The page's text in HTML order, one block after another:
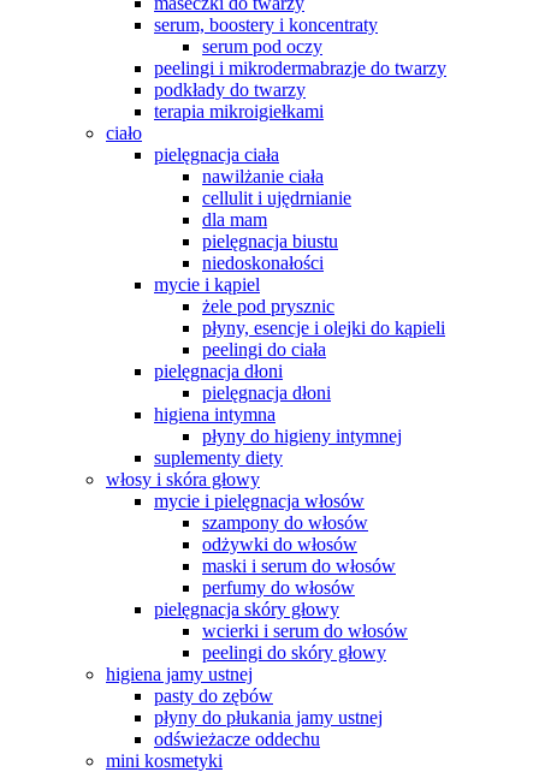
serum, boostery i koncentraty
serum pod oczy
peelingi i mikrodermabrazje do twarzy
podkłady do twarzy
terapia mikroigiełkami
ciało
pielęgnacja ciała
nawilżanie ciała
cellulit i ujędrnianie
dla mam
pielęgnacja biustu
niedoskonałości
mycie i kąpiel
żele pod prysznic
płyny, esencje i olejki do kąpieli
peelingi do ciała
pielęgnacja dłoni
pielęgnacja dłoni
higiena intymna
płyny do higieny intymnej
suplementy diety
włosy i skóra głowy
mycie i pielęgnacja włosów
szampony do włosów
odżywki do włosów
maski i serum do włosów
perfumy do włosów
pielęgnacja skóry głowy
wcierki i serum do włosów
peelingi do skóry głowy
higiena jamy ustnej
pasty do zębów
płyny do płukania jamy ustnej
odświeżacze oddechu
mini kosmetyki